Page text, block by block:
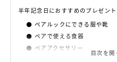
半年記念日におすすめのプレゼン
ペアルックにできる服や靴
ペアで使える食器
ペアアクセサリー
目次を開